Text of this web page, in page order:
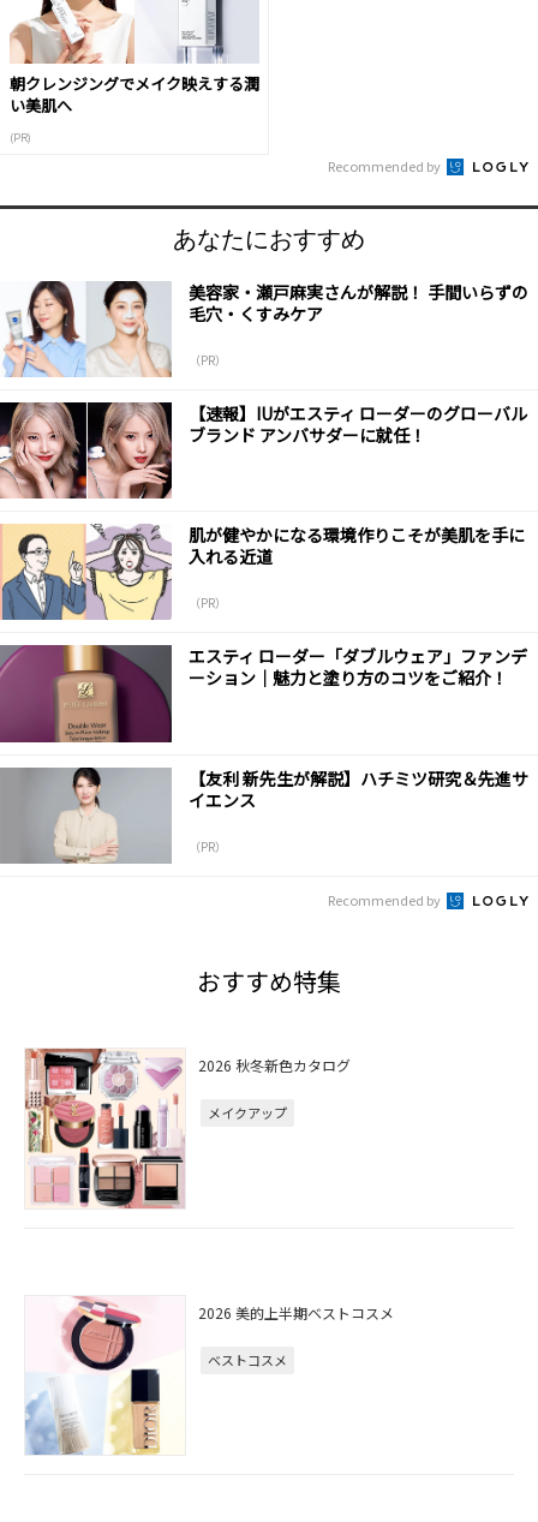
朝クレンジングでメイク映えする潤
い美肌へ
(PR)
Recommended by
あなたにおすすめ
美容家・瀬戸麻実さんが解説！ 手間いらずの
毛穴・くすみケア
（PR）
【速報】IUがエスティ ローダーのグローバル
ブランド アンバサダーに就任！
肌が健やかになる環境作りこそが美肌を手に
入れる近道
（PR）
エスティ ローダー「ダブルウェア」ファンデ
ーション｜魅力と塗り方のコツをご紹介！
【友利 新先生が解説】ハチミツ研究＆先進サ
イエンス
（PR）
Recommended by
おすすめ特集
2026 秋冬新色カタログ
メイクアップ
2026 美的上半期ベストコスメ
ベストコスメ